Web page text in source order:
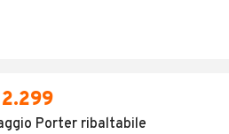
Porter ribaltabile